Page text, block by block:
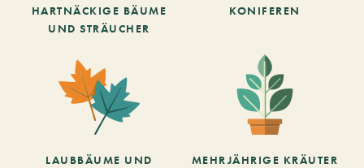
HARTNÄCKIGE BÄUME
UND STRÄUCHER
KONIFEREN
LAUBBÄUME UND
MEHRJÄHRIGE KRÄUTER